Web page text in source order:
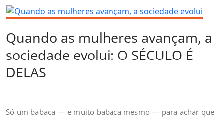
Quando as mulheres avançam, a
sociedade evolui: O SÉCULO É
DELAS
Só um babaca — e muito babaca mesmo — para achar que